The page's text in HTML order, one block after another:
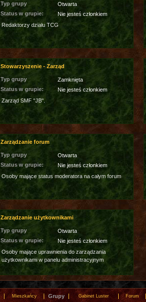
Typ grupy
Otwarta
Status w grupie:
Nie jesteś członkiem
Redaktorzy działu TCG
Stowarzyszenie - Zarząd
Typ grupy
Zamknięta
Status w grupie:
Nie jesteś członkiem
Zarząd SMF "JB".
Zarządzanie forum
Typ grupy
Otwarta
Status w grupie:
Nie jesteś członkiem
Osoby mające status moderatora na całym forum
Zarządzanie użytkownikami
Typ grupy
Otwarta
Status w grupie:
Nie jesteś członkiem
Osoby mające uprawnienia do zarządzania
użytkownikami w panelu administracyjnym
Mieszkańcy Grupy Gabinet Luster Forum